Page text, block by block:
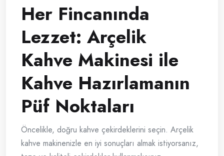
Her Fincanında
Lezzet: Arçelik
Kahve Makinesi ile
Kahve Hazırlamanın
Püf Noktaları
Öncelikle, doğru kahve çekirdeklerini seçin. Arçelik
kahve makinenizle en iyi sonuçları almak istiyorsanız,